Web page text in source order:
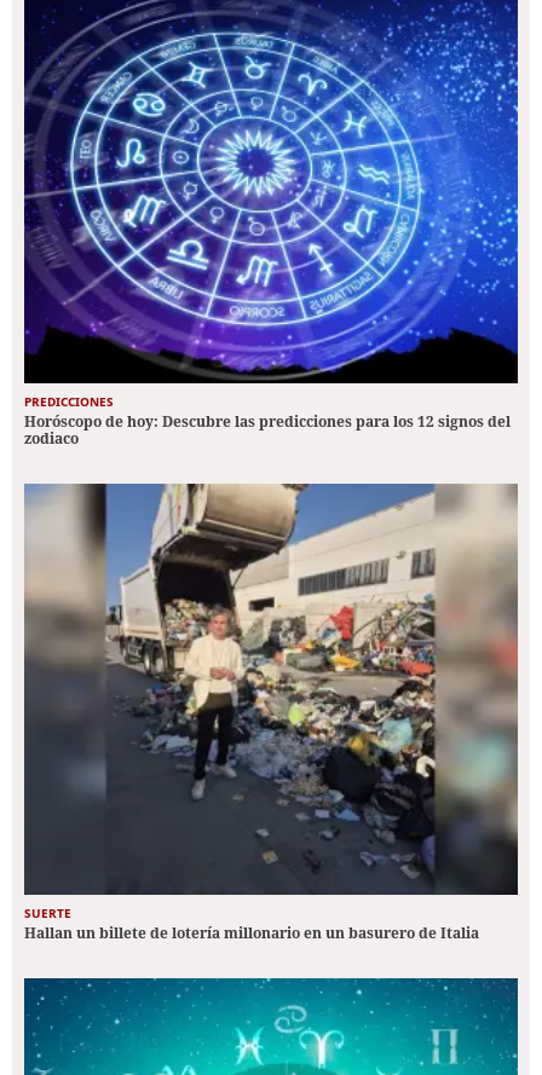
PREDICCIONES
Horóscopo de hoy: Descubre las predicciones para los 12 signos del
zodiaco
SUERTE
Hallan un billete de lotería millonario en un basurero de Italia